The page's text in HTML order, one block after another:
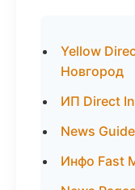
Yellow
Новгород
ИП Direct
News
Инфо Fast